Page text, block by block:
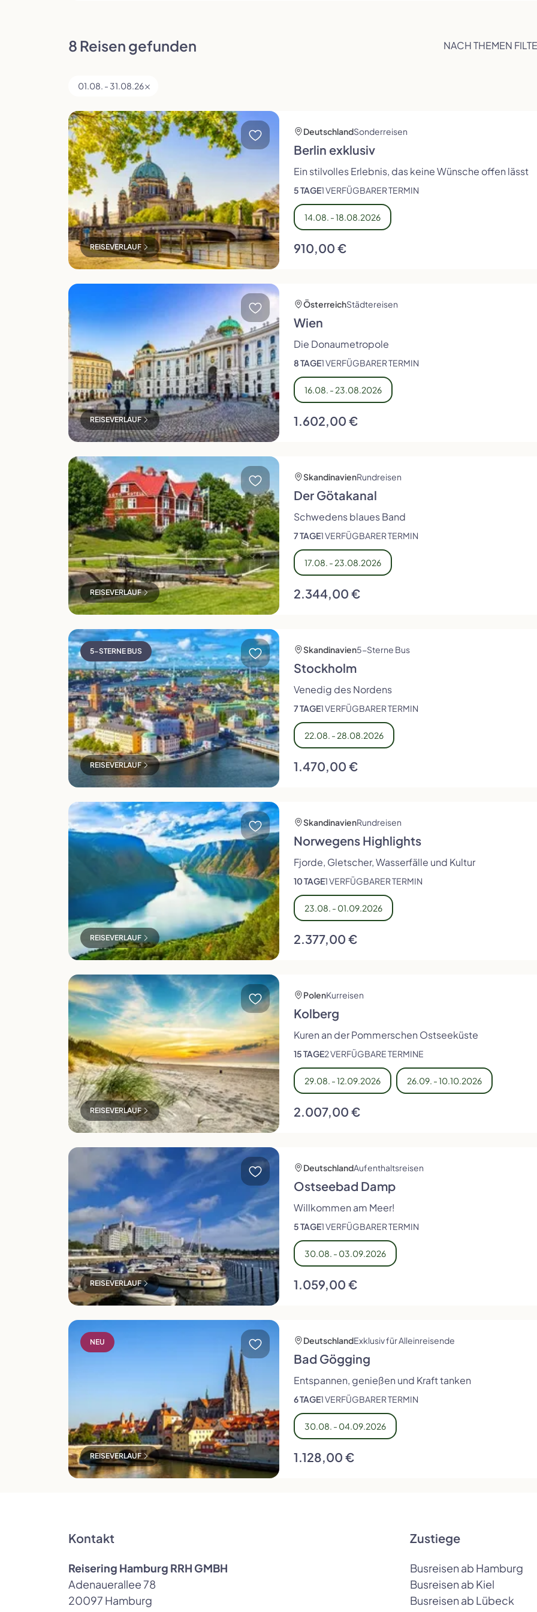
Polen
Slowenien Spanien
8 Reisen gefunden NACH THEMEN
01.08. - 31.08.26
REISEVERLAUF
Berlin exklusiv
DeutschlandSonderreisen
Berlin exklusiv
Ein stilvolles Erlebnis, das keine Wünsche offen lässt
5 TAGE1 VERFÜGBARER TERMIN
14.08. - 18.08.2026
910,00 €
REISEVERLAUF
Wien
ÖsterreichStädtereisen
Wien
Die Donaumetropole
8 TAGE1 VERFÜGBARER TERMIN
16.08. - 23.08.2026
1.602,00 €
REISEVERLAUF
Der Götakanal
SkandinavienRundreisen
Der Götakanal
Schwedens blaues Band
7 TAGE1 VERFÜGBARER TERMIN
17.08. - 23.08.2026
2.344,00 €
5-STERNE BUS
REISEVERLAUF
Stockholm
Skandinavien5-Sterne Bus
Stockholm
Venedig des Nordens
7 TAGE1 VERFÜGBARER TERMIN
22.08. - 28.08.2026
1.470,00 €
REISEVERLAUF
Norwegens Highlights
SkandinavienRundreisen
Norwegens Highlights
Fjorde, Gletscher, Wasserfälle und Kultur
10 TAGE1 VERFÜGBARER TERMIN
23.08. - 01.09.2026
2.377,00 €
REISEVERLAUF
Kolberg
PolenKurreisen
Kolberg
Kuren an der Pommerschen Ostseeküste
15 TAGE2 VERFÜGBARE TERMINE
29.08. - 12.09.2026 26.09. - 10.10.2026
2.007,00 €
REISEVERLAUF
Ostseebad Damp
DeutschlandAufenthaltsreisen
Ostseebad Damp
Willkommen am Meer!
5 TAGE1 VERFÜGBARER TERMIN
30.08. - 03.09.2026
1.059,00 €
NEU
REISEVERLAUF
Bad Gögging
DeutschlandExklusiv für Alleinreisende
Bad Gögging
Entspannen, genießen und Kraft tanken
6 TAGE1 VERFÜGBARER TERMIN
30.08. - 04.09.2026
1.128,00 €
Kontakt
Reisering Hamburg RRH GMBH
Adenauerallee 78
20097 Hamburg
Zustiege
Busreisen ab Hamburg
Busreisen ab Kiel
Busreisen ab Lübeck